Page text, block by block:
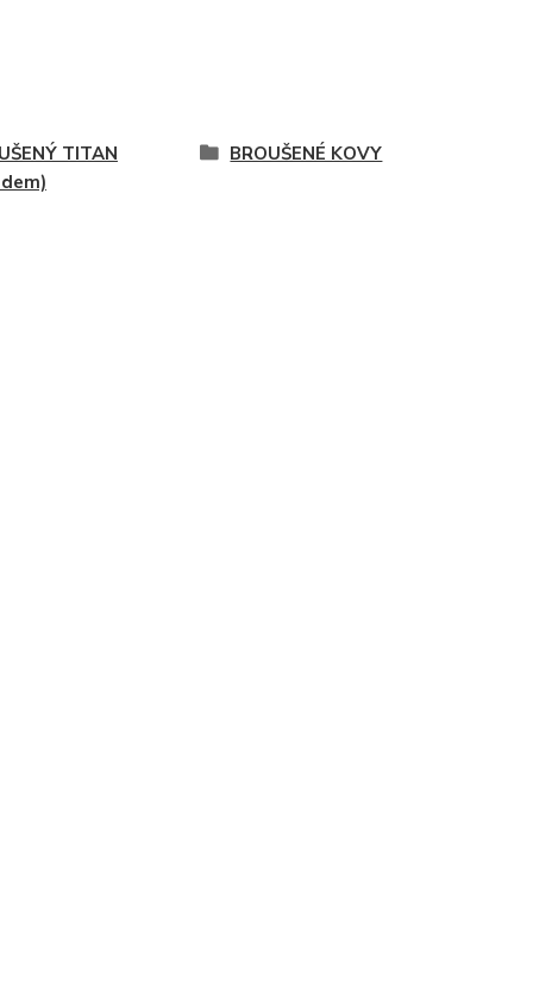
TITAN
BROUŠENÉ KOVY